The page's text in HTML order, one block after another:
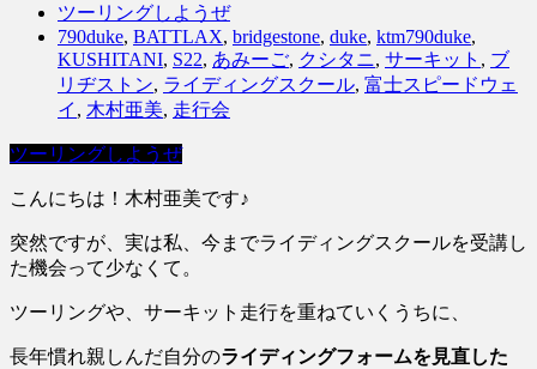
ツーリングしようぜ
790duke, BATTLAX, bridgestone, duke, ktm790duke,
KUSHITANI, S22, あみーご, クシタニ, サーキット , ブ
リヂストン, ライディングスクール, 富士スピードウェ
イ , 木村亜美, 走行会
ツーリングしようぜ
こんにちは！木村亜美です♪
突然ですが、実は私、今までライディングスクールを受講し
た機会って少なくて。
ツーリングや、サーキット走行を重ねていくうちに、
長年慣れ親しんだ自分のライディングフォームを見直した